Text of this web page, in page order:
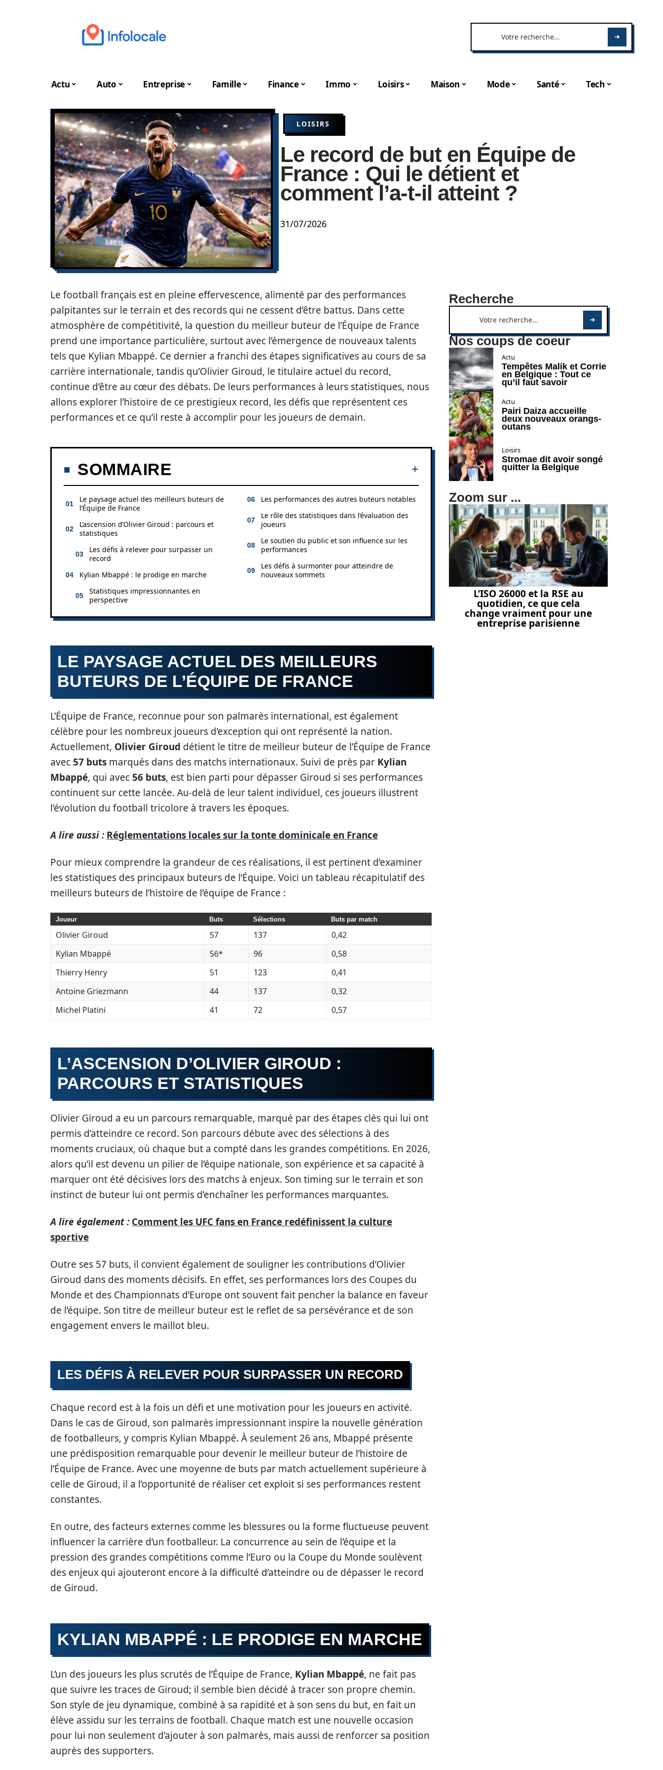
Actu Auto Entreprise Famille Finance Immo Loisirs Maison Mode Santé Tech
LOISIRS
Le record de but en Équipe de
France : Qui le détient et
comment l’a-t-il atteint ?
31/07/2026
Le football français est en pleine effervescence, alimenté par des performances
palpitantes sur le terrain et des records qui ne cessent d’être battus. Dans cette
atmosphère de compétitivité, la question du meilleur buteur de l’Équipe de France
prend une importance particulière, surtout avec l’émergence de nouveaux talents
tels que Kylian Mbappé. Ce dernier a franchi des étapes significatives au cours de sa
carrière internationale, tandis qu’Olivier Giroud, le titulaire actuel du record,
continue d’être au cœur des débats. De leurs performances à leurs statistiques, nous
allons explorer l’histoire de ce prestigieux record, les défis que représentent ces
performances et ce qu’il reste à accomplir pour les joueurs de demain.
SOMMAIRE
Le paysage actuel des meilleurs buteurs de
l’Équipe de France
L’ascension d’Olivier Giroud : parcours et
statistiques
Les défis à relever pour surpasser un
record
Kylian Mbappé : le prodige en marche
Statistiques impressionnantes en
perspective
Les performances des autres buteurs notables
Le rôle des statistiques dans l’évaluation des
joueurs
Le soutien du public et son influence sur les
performances
Les défis à surmonter pour atteindre de
nouveaux sommets
LE PAYSAGE ACTUEL DES MEILLEURS
BUTEURS DE L’ÉQUIPE DE FRANCE
L’Équipe de France, reconnue pour son palmarès international, est également
célèbre pour les nombreux joueurs d’exception qui ont représenté la nation.
Actuellement, Olivier Giroud détient le titre de meilleur buteur de l’Équipe de France
avec 57 buts marqués dans des matchs internationaux. Suivi de près par Kylian
Mbappé, qui avec 56 buts, est bien parti pour dépasser Giroud si ses performances
continuent sur cette lancée. Au-delà de leur talent individuel, ces joueurs illustrent
l’évolution du football tricolore à travers les époques.
A lire aussi : Réglementations locales sur la tonte dominicale en France
Pour mieux comprendre la grandeur de ces réalisations, il est pertinent d’examiner
les statistiques des principaux buteurs de l’Équipe. Voici un tableau récapitulatif des
meilleurs buteurs de l’histoire de l’équipe de France :
Joueur Buts Sélections Buts par match
Olivier Giroud 57 137
0,42
Kylian Mbappé
56* 96
0,58
Thierry Henry
51 123
0,41
Antoine Griezmann
44 137
0,32
Michel Platini
41 72 0,57
L’ASCENSION D’OLIVIER GIROUD :
PARCOURS ET STATISTIQUES
Olivier Giroud a eu un parcours remarquable, marqué par des étapes clés qui lui ont
permis d’atteindre ce record. Son parcours débute avec des sélections à des
moments cruciaux, où chaque but a compté dans les grandes compétitions. En 2026,
alors qu’il est devenu un pilier de l’équipe nationale, son expérience et sa capacité à
marquer ont été décisives lors des matchs à enjeux. Son timing sur le terrain et son
instinct de buteur lui ont permis d’enchaîner les performances marquantes.
A lire également : Comment les UFC fans en France redéfinissent la culture
sportive
Outre ses 57 buts, il convient également de souligner les contributions d’Olivier
Giroud dans des moments décisifs. En effet, ses performances lors des Coupes du
Monde et des Championnats d’Europe ont souvent fait pencher la balance en faveur
de l’équipe. Son titre de meilleur buteur est le reflet de sa persévérance et de son
engagement envers le maillot bleu.
LES DÉFIS À RELEVER POUR SURPASSER UN RECORD
Chaque record est à la fois un défi et une motivation pour les joueurs en activité.
Dans le cas de Giroud, son palmarès impressionnant inspire la nouvelle génération
de footballeurs, y compris Kylian Mbappé. À seulement 26 ans, Mbappé présente
une prédisposition remarquable pour devenir le meilleur buteur de l’histoire de
l’Équipe de France. Avec une moyenne de buts par match actuellement supérieure à
celle de Giroud, il a l’opportunité de réaliser cet exploit si ses performances restent
constantes.
En outre, des facteurs externes comme les blessures ou la forme fluctueuse peuvent
influencer la carrière d’un footballeur. La concurrence au sein de l’équipe et la
pression des grandes compétitions comme l’Euro ou la Coupe du Monde soulèvent
des enjeux qui ajouteront encore à la difficulté d’atteindre ou de dépasser le record
de Giroud.
KYLIAN MBAPPÉ : LE PRODIGE EN MARCHE
L’un des joueurs les plus scrutés de l’Équipe de France, Kylian Mbappé, ne fait pas
que suivre les traces de Giroud; il semble bien décidé à tracer son propre chemin.
Son style de jeu dynamique, combiné à sa rapidité et à son sens du but, en fait un
élève assidu sur les terrains de football. Chaque match est une nouvelle occasion
pour lui non seulement d’ajouter à son palmarès, mais aussi de renforcer sa position
auprès des supporters.
Recherche
Nos coups de coeur
Actu
Tempêtes Malik et Corrie
en Belgique : Tout ce
qu’il faut savoir
Actu
Pairi Daiza accueille
deux nouveaux orangs-
outans
Loisirs
Stromae dit avoir songé
quitter la Belgique
Zoom sur ...
L’ISO 26000 et la RSE au
quotidien, ce que cela
change vraiment pour une
entreprise parisienne